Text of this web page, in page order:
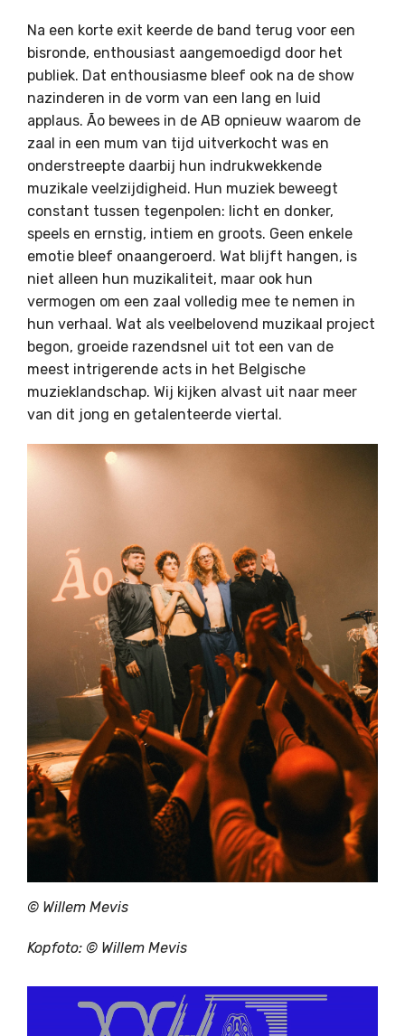
Na een korte exit keerde de band terug voor een
bisronde, enthousiast aangemoedigd door het
publiek. Dat enthousiasme bleef ook na de show
nazinderen in de vorm van een lang en luid
applaus. Ão bewees in de AB opnieuw waarom de
zaal in een mum van tijd uitverkocht was en
onderstreepte daarbij hun indrukwekkende
muzikale veelzijdigheid. Hun muziek beweegt
constant tussen tegenpolen: licht en donker,
speels en ernstig, intiem en groots. Geen enkele
emotie bleef onaangeroerd. Wat blijft hangen, is
niet alleen hun muzikaliteit, maar ook hun
vermogen om een zaal volledig mee te nemen in
hun verhaal. Wat als veelbelovend muzikaal project
begon, groeide razendsnel uit tot een van de
meest intrigerende acts in het Belgische
muzieklandschap. Wij kijken alvast uit naar meer
van dit jong en getalenteerde viertal.
© Willem Mevis
Kopfoto: © Willem Mevis